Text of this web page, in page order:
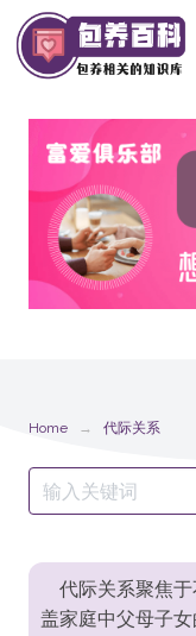
Skip
to
content
Home 代际关系
Search
for:
代际关系聚焦
盖家庭中父母子